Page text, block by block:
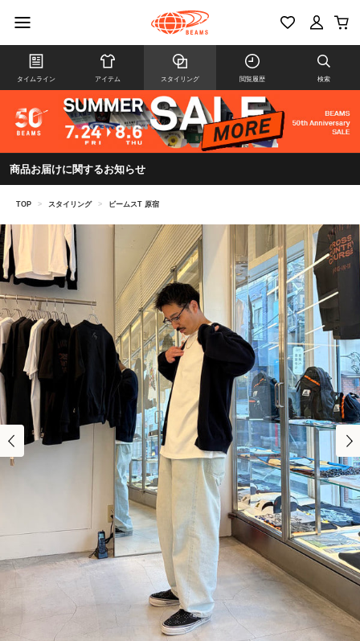
タイムライン アイテム スタイリング 閲覧履歴 検索
商品お届けに関するお知らせ
TOP > スタイリング > ビームスT 原宿